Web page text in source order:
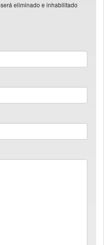
será eliminado e inhabilitado